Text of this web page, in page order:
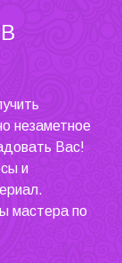
незаметное
Вас!
и
мастера по